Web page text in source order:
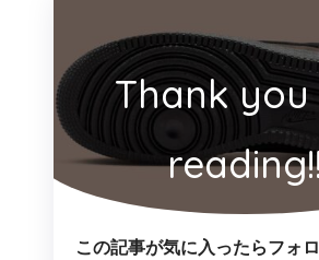
Thank
この記事が気に入ったらフォ